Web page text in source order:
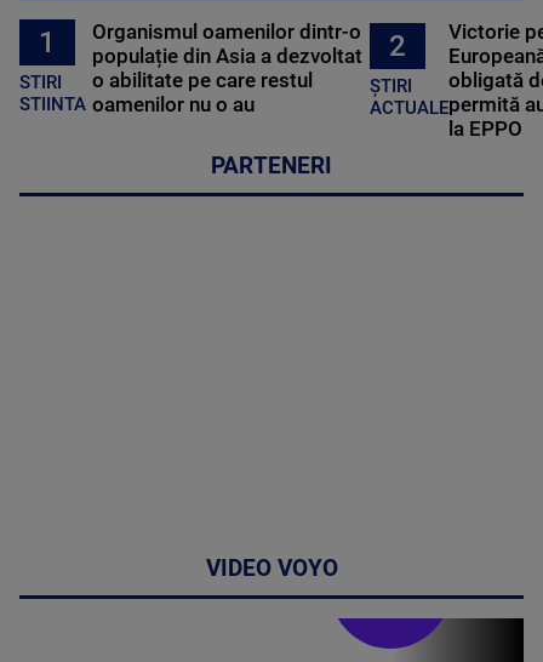
1
STIRI
STIINTA
Organismul oamenilor dintr-o
populație din Asia a dezvoltat
o abilitate pe care restul
oamenilor nu o au
2
ȘTIRI
ACTUALE
Victorie
obligată
permită
la EPPO
PARTENERI
VIDEO VOYO